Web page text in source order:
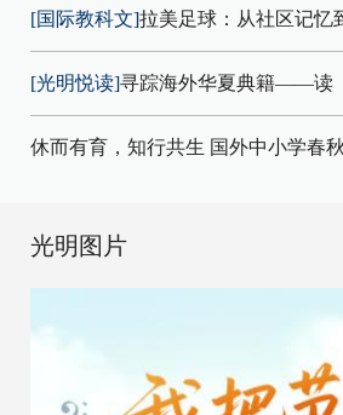
[国际教科文]拉美足球：从社区记忆
[光明悦读]寻踪海外华夏典籍——读
休而有育，知行共生 国外中小学春
光明图片